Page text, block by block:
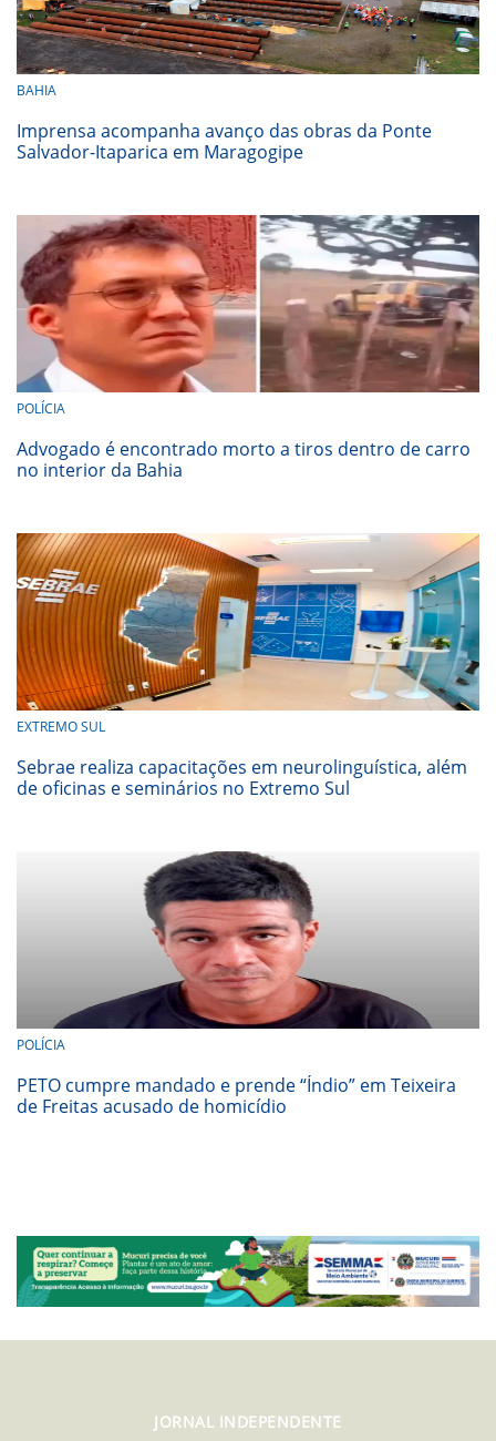
BAHIA
Imprensa acompanha avanço das obras da Ponte
Salvador-Itaparica em Maragogipe
POLÍCIA
Advogado é encontrado morto a tiros dentro de carro
no interior da Bahia
EXTREMO SUL
Sebrae realiza capacitações em neurolinguística, além
de oficinas e seminários no Extremo Sul
POLÍCIA
PETO cumpre mandado e prende “Índio” em Teixeira
de Freitas acusado de homicídio
JORNAL INDEPENDENTE